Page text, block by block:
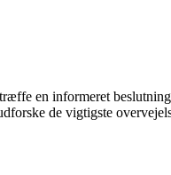
en informeret
de vigtigste